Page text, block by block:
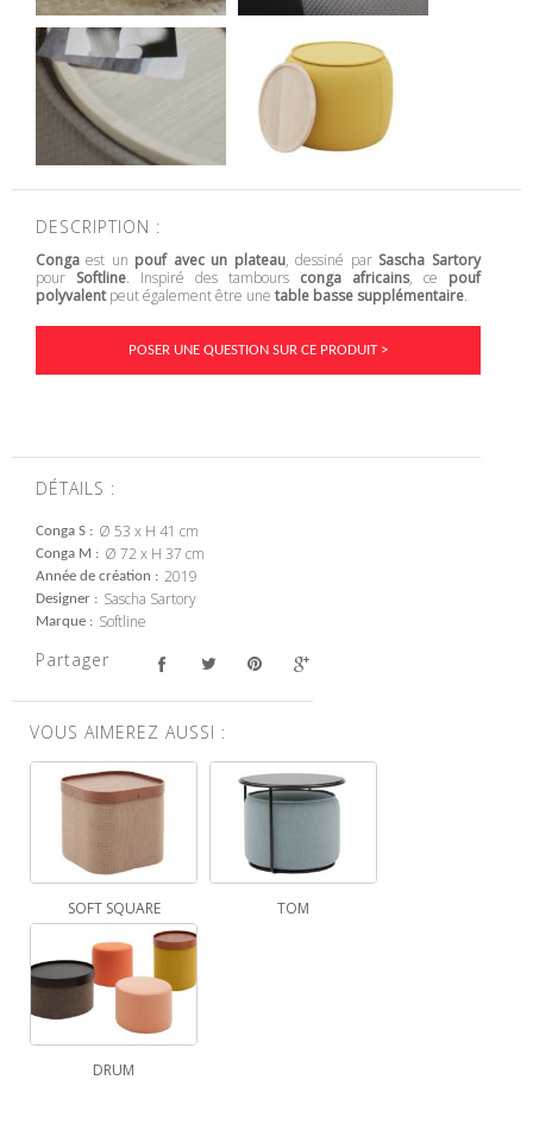
DESCRIPTION :
Conga est un pouf avec un plateau, dessiné par Sascha Sartory
pour Softline. Inspiré des tambours conga africains, ce pouf
polyvalentpeut également être une table basse supplémentaire.
POSER UNE QUESTION SUR CE PRODUIT >
DÉTAILS :
Conga S Ø 53 x H 41 cm
Conga M Ø 72 x H 37 cm
Année de création 2019
Designer Sascha Sartory
Marque Softline
Partager
VOUS AIMEREZ AUSSI :
SOFT SQUARE TOM
DRUM